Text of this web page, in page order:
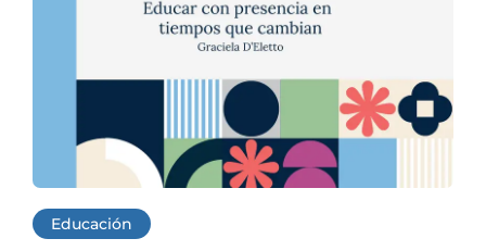
Educación